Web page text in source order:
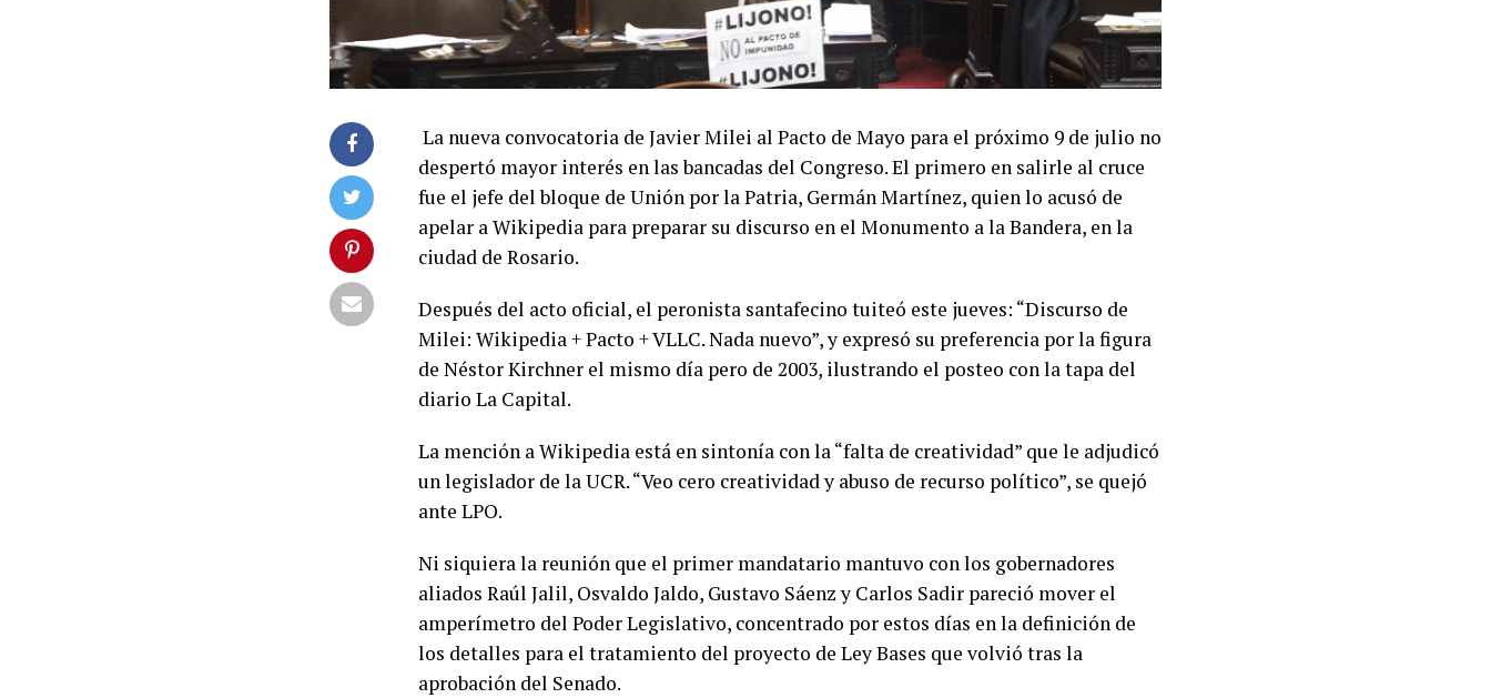
La nueva convocatoria de Javier Milei al Pacto de Mayo para el próximo 9 de julio no
despertó mayor interés en las bancadas del Congreso. El primero en salirle al cruce
fue el jefe del bloque de Unión por la Patria, Germán Martínez, quien lo acusó de
apelar a Wikipedia para preparar su discurso en el Monumento a la Bandera, en la
ciudad de Rosario.
Después del acto oficial, el peronista santafecino tuiteó este jueves: “Discurso de
Milei: Wikipedia + Pacto + VLLC. Nada nuevo”, y expresó su preferencia por la figura
de Néstor Kirchner el mismo día pero de 2003, ilustrando el posteo con la tapa del
diario La Capital.
La mención a Wikipedia está en sintonía con la “falta de creatividad” que le adjudicó
un legislador de la UCR. “Veo cero creatividad y abuso de recurso político”, se quejó
ante LPO.
Ni siquiera la reunión que el primer mandatario mantuvo con los gobernadores
aliados Raúl Jalil, Osvaldo Jaldo, Gustavo Sáenz y Carlos Sadir pareció mover el
amperímetro del Poder Legislativo, concentrado por estos días en la definición de
los detalles para el tratamiento del proyecto de Ley Bases que volvió tras la
aprobación del Senado.